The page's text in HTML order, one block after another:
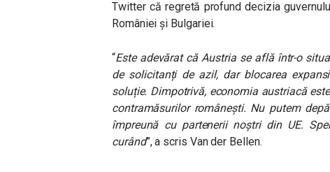
Twitter că regretă profund decizia
României și Bulgariei.
“Este adevărat că Austria se află într-o
de solicitanți de azil, dar blocarea
soluție. Dimpotrivă, economia austriacă
contramăsurilor românești. Nu putem
împreună cu partenerii noștri din UE.
curând”, a scris Van der Bellen.